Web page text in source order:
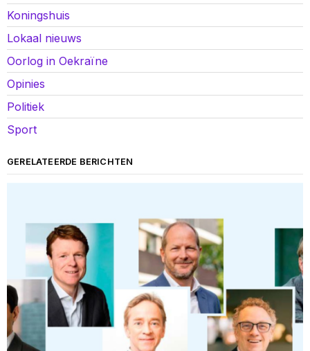
Koningshuis
Lokaal nieuws
Oorlog in Oekraïne
Opinies
Politiek
Sport
GERELATEERDE BERICHTEN